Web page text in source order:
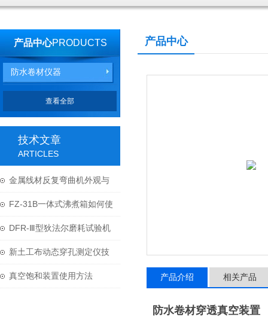
产品中心PRODUCTS
防水卷材仪器
查看全部
技术文章
ARTICLES
金属线材反复弯曲机外观与
结构
FZ-31B一体式沸煮箱如何使
用与维护？
DFR-Ⅲ型狄法尔磨耗试验机
技术参数
新土工布动态穿孔测定仪技
术参数
真空饱和装置使用方法
产品中心
产品介绍 相关产品
防水卷材穿透真空装置